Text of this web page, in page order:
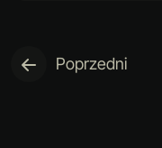
Poprzedni